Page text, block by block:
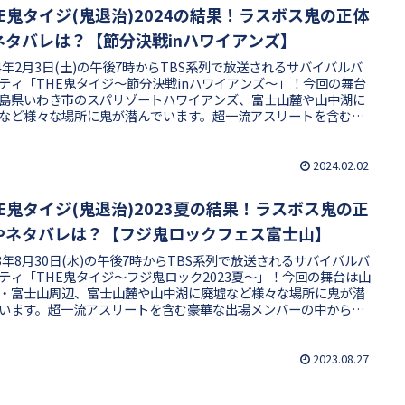
鬼タイジ(鬼退治)2024の結果！ラスボス鬼の正体
タバレは？【節分決戦inハワイアンズ】
2月3日(土)の午後7時からTBS系列で放送されるサバイバルバ
ィ「THE鬼タイジ～節分決戦inハワイアンズ～」！今回の舞台
県いわき市のスパリゾートハワイアンズ、富士山麓や山中湖に
ど様々な場所に鬼が潜んでいます。超一流アスリートを含む豪
のTHE鬼タイジ2024、16名の精鋭4チームの結果や獲得賞金額
2024.02.02
鬼タイジ(鬼退治)2023夏の結果！ラスボス鬼の正
ネタバレは？【フジ鬼ロックフェス富士山】
8月30日(水)の午後7時からTBS系列で放送されるサバイバルバ
ィ「THE鬼タイジ～フジ鬼ロック2023夏～」！今回の舞台は山
富士山周辺、富士山麓や山中湖に廃墟など様々な場所に鬼が潜
ます。超一流アスリートを含む豪華な出場メンバーの中から完
2023.08.27